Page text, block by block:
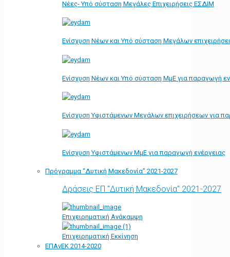
Νέες- Υπό σύσταση Μεγάλες Επιχειρήσεις ΕΣΔΙΜ
Ενίσχυση Νέων και Υπό σύσταση Μεγάλων
Ενίσχυση Νέων και Υπό σύσταση ΜμΕ για παραγωγή
Ενίσχυση Υφιστάμενων Μεγάλων επιχειρήσεων για
Ενίσχυση Υφιστάμενων ΜμΕ για παραγωγή ενέργειας
Πρόγραμμα “Δυτική Μακεδονία” 2021-2027
Δράσεις ΕΠ "Δυτική Μακεδονία" 2021-2027
Επιχειρηματική Ανάκαμψη
Επιχειρηματική Εκκίνηση
ΕΠΑνΕΚ 2014-2020